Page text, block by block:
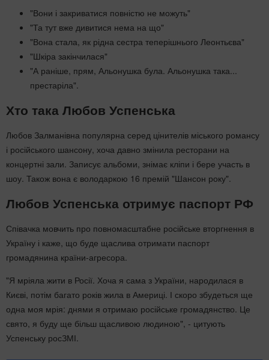
"Вони і закриватися повністю не можуть"
"Та тут вже дивитися нема на що"
"Вона стала, як рідна сестра теперішнього Леонтьєва"
"Шкіра закінчилася"
"А раніше, прям, Альонушка була. Альонушка така...
престаріла".
Хто така Любов Успенська
Любов Залманівна популярна серед цінителів міського романсу
і російського шансону, хоча давно змінила ресторани на
концертні зали. Записує альбоми, знімає кліпи і бере участь в
шоу. Також вона є володаркою 16 премій "Шансон року".
Любов Успенська отримує паспорт РФ
Співачка мовчить про повномасштабне російське вторгнення в
Україну і каже, що буде щаслива отримати паспорт
громадянина країни-агресора.
"Я мріяла жити в Росії. Хоча я сама з України, народилася в
Києві, потім багато років жила в Америці. І скоро збудеться ще
одна моя мрія: днями я отримаю російське громадянство. Це
свято, я буду ще більш щасливою людиною", - цитують
Успенську росЗМІ.